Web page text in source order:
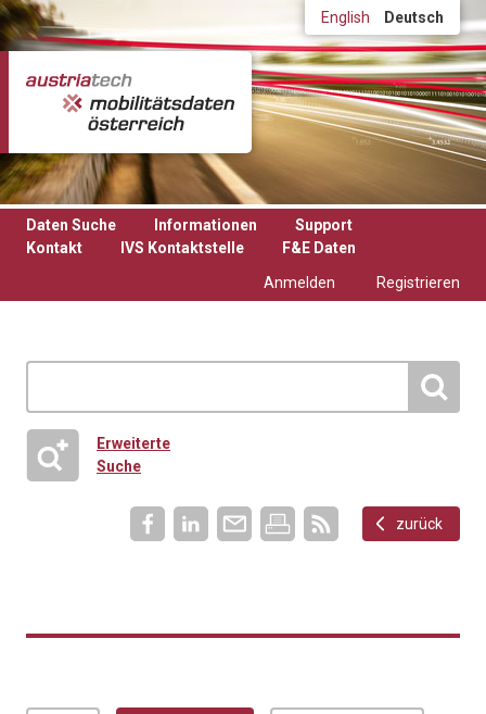
Direkt zum Inhalt English Deutsch
Daten Suche Informationen
Support
Kontakt
IVS Kontaktstelle
F&E Daten
Anmelden
Registrieren
Erweiterte
Suche
zurück